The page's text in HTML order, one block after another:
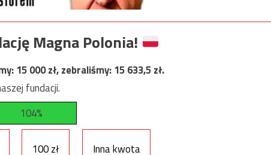
Magna Polonia!
15 000zł, zebraliśmy:15 633,5zł.
fundacji.
104%
100 zł
Inna kwota